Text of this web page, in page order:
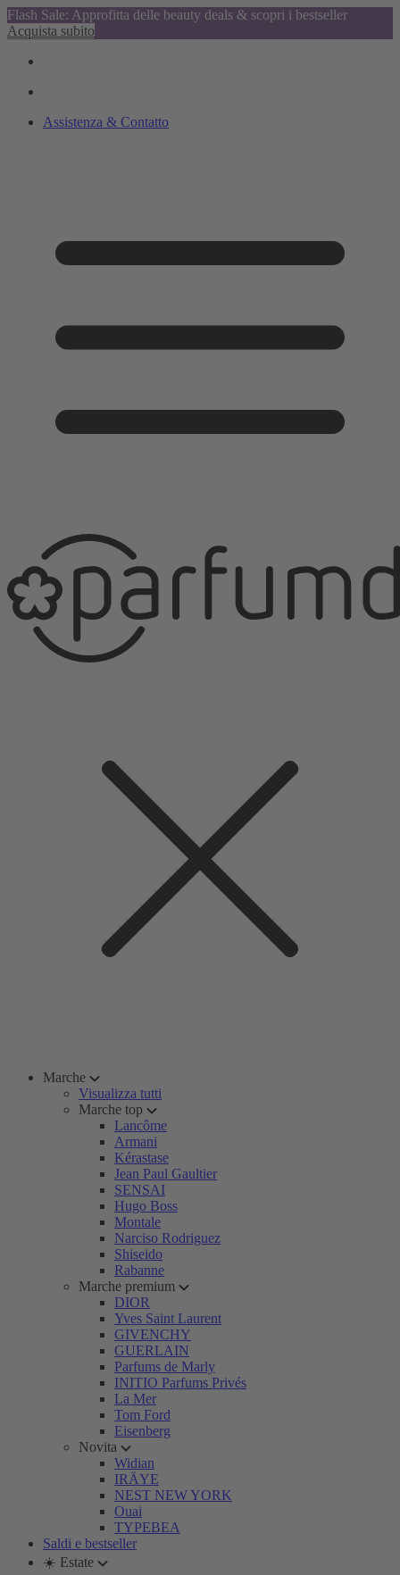
Flash Sale: Approfitta delle beauty deals & scopri i bestseller
Acquista subito
Assistenza & Contatto
Marche
Visualizza tutti
Marche top
Lancôme
Armani
Kérastase
Jean Paul Gaultier
SENSAI
Hugo Boss
Montale
Narciso Rodriguez
Shiseido
Rabanne
Marche premium
DIOR
Yves Saint Laurent
GIVENCHY
GUERLAIN
Parfums de Marly
INITIO Parfums Privés
La Mer
Tom Ford
Eisenberg
Novita
Widian
IRÄYE
NEST NEW YORK
Ouai
TYPEBEA
Saldi e bestseller
☀️ Estate